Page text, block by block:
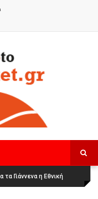
στην Women
1
Γιάννενα η Εθνική